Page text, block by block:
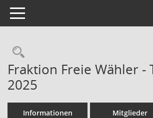
Toggle navigation
Rechercheauswahl
Fraktion Freie Wähler -
2025
Informationen Mitglieder